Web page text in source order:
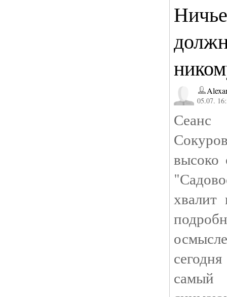
05.07.
высоко
хвалит
самый